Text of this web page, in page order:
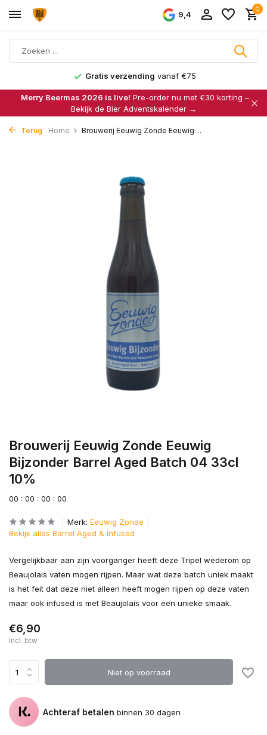
9,4
0
Gratis verzending vanaf €75
Merry Beermas 2026 is live! Pre-order nu met €30 korting –
Bekijk de Bier Adventskalender →
Terug Home Brouwerij Eeuwig Zonde Eeuwig ...
Brouwerij Eeuwig Zonde Eeuwig
Bijzonder Barrel Aged Batch 04 33cl
10%
00 : 00 : 00 : 00
Merk: Eeuwig Zonde
Bekijk alles Barrel Aged & Infused
Vergelijkbaar aan zijn voorganger heeft deze Tripel wederom op
Beaujolais vaten mogen rijpen. Maar wat deze batch uniek maakt
is het feit dat deze niet alleen heeft mogen rijpen op deze vaten
maar ook infused is met Beaujolais voor een unieke smaak.
€6,90
Incl. btw
Niet op voorraad
Achteraf betalen binnen 30 dagen